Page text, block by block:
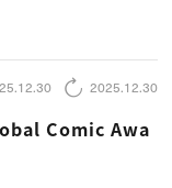
2025.12.30
Comic Awa